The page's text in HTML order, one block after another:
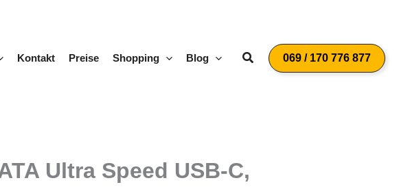
Kontakt Preise Shopping Blog Suchen069 / 170 776 877
Ultra Speed USB-C,